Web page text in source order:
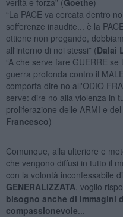
“La PACE va cercata dentro
sofferenze inaudite... è la
ottiene non pregando,
all'interno di noi stessi” (Dalai
“A che serve fare GUERRE
guerra profonda contro il
comporta dire no all'ODIO
serve: dire no alla violenza in
proliferazione delle ARMI e
Francesco)
Comunque, alla ulteriore e
che vengono diffusi in tutto il
con la volontà inconfessabile
GENERALIZZATA , voglio
bisogno anche di immagini
compassionevole